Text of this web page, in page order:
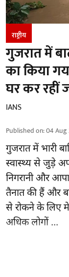
राष्ट्रीय
गुजरात में
का किया
घर कर रहीं
IANS
Published on:04 Aug
गुजरातमें भारी
स्वास्थ्य से जुड़े
निगरानी और
तैनात की हैं और
से रोकने के लिए
अधिक लोगों ...